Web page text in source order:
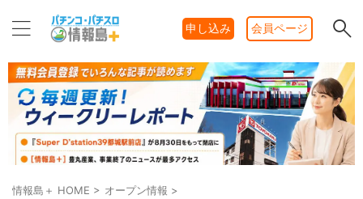
申し込み 会員ページ
情報島＋ HOME > オープン情報 >